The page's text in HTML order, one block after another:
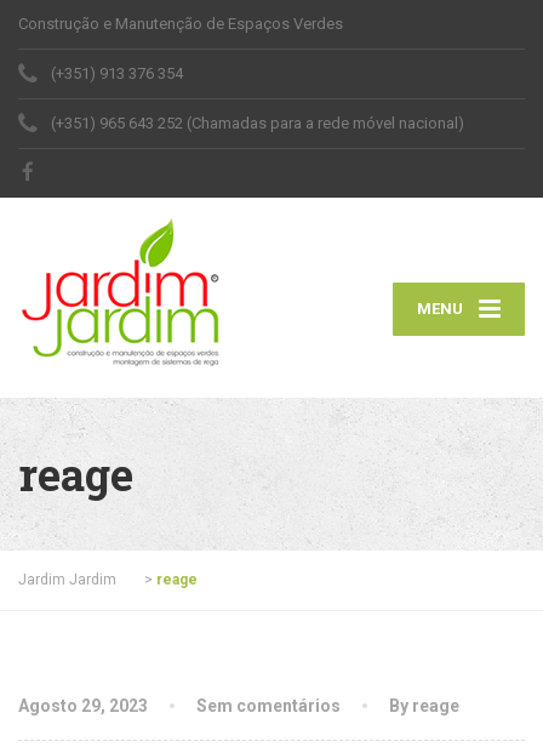
Construção e Manutenção de Espaços Verdes
(+351) 913 376 354
(+351) 965 643 252 (Chamadas para a rede móvel nacional)
MENU
reage
Jardim Jardim > reage
Agosto 29, 2023 Sem comentários By reage